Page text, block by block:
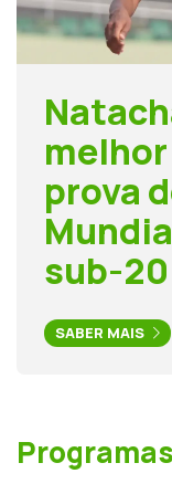
prova
sub-20
SABER MAIS
Programas